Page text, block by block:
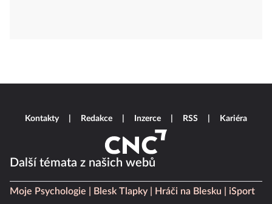
Další témata z našich webů
Moje Psychologie Blesk Tlapky Hráči na Blesku
iSport
Kontakty Redakce Inzerce RSS Kariéra